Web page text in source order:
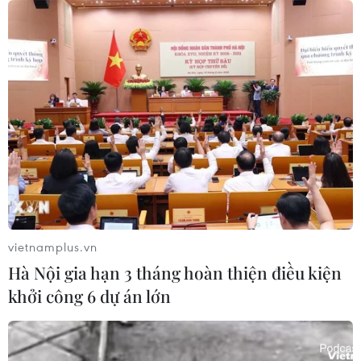
08/08/2026 23:58
Động lực mới cho hợp tác thương
mại Việt Nam-Australia
08/08/2026 12:20
Việt Nam-Ấn Độ thúc đẩy hợp tác
nghiên cứu, đào tạo và tư vấn chính
sách
08/08/2026 10:28
Chuyên gia Australia: Quan hệ Việt
Nam-Australia có độ tin cậy chính trị
cao
vietnamplus.vn
Hà Nội gia hạn 3 tháng hoàn thiện điều kiện
khởi công 6 dự án lớn